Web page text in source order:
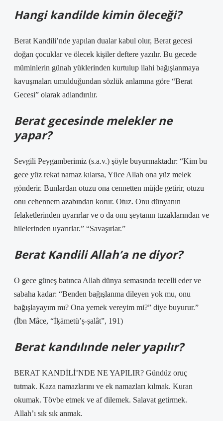
Hangi kandilde kimin öleceği?
Berat Kandili’nde yapılan dualar kabul olur, Berat gecesi
doğan çocuklar ve ölecek kişiler deftere yazılır. Bu gecede
müminlerin günah yüklerinden kurtulup ilahi bağışlanmaya
kavuşmaları umulduğundan sözlük anlamına göre “Berat
Gecesi” olarak adlandırılır.
Berat gecesinde melekler ne
yapar?
Sevgili Peygamberimiz (s.a.v.) şöyle buyurmaktadır: “Kim bu
gece yüz rekat namaz kılarsa, Yüce Allah ona yüz melek
gönderir. Bunlardan otuzu ona cennetten müjde getirir, otuzu
onu cehennem azabından korur. Otuz. Onu dünyanın
felaketlerinden uyarırlar ve o da onu şeytanın tuzaklarından ve
hilelerinden uyarırlar.” “Savaşırlar.”
Berat Kandili Allah’a ne diyor?
O gece güneş batınca Allah dünya semasında tecelli eder ve
sabaha kadar: “Benden bağışlanma dileyen yok mu, onu
bağışlayayım mı? Ona yemek vereyim mi?” diye buyurur.”
(İbn Mâce, “İḳāmetü’ṣ-ṣalât”, 191)
Berat kandılınde neler yapılır?
BERAT KANDİLİ’NDE NE YAPILIR? Gündüz oruç
tutmak. Kaza namazlarını ve ek namazları kılmak. Kuran
okumak. Tövbe etmek ve af dilemek. Salavat getirmek.
Allah’ı sık sık anmak.